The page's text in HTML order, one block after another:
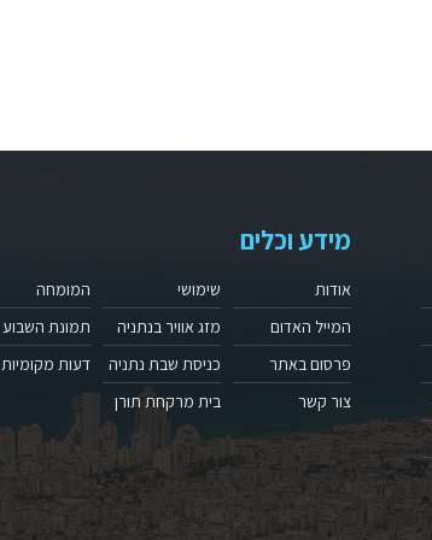
מידע וכלים
אודות
המייל האדום
פרסום באתר
צור קשר
שימושי
מזג אוויר בנתניה
כניסת שבת נתניה
בית מרקחת תורן
המומחה
תמונת השבוע
דעות מקומיות